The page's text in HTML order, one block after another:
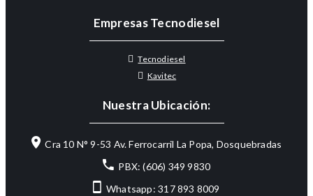
Empresas Tecnodiesel
Tecnodiesel
Kavitec
Nuestra Ubicación:
Cra 10 N° 9-53 Av. Ferrocarril La Popa, Dosquebradas
PBX: (606) 349 9830
Whatsapp: 317 893 8009